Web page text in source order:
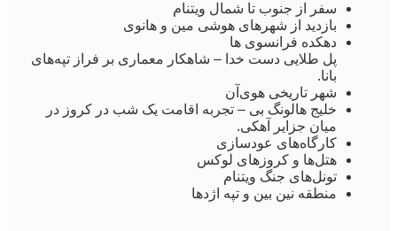
سفر از جنوب تا شمال ویتنام
بازدید از شهرهای هوشی مین و هانوی
دهکده فرانسوی ها
پل طلایی دست خدا – شاهکار معماری بر فراز تپه‌های
بانا.
شهر تاریخی هوی‌آن
خلیج هالونگ بی – تجربه اقامت یک شب در کروز در
میان جزایر آهکی.
کارگاه‌های عودسازی
هتل‌ها و کروزهای لوکس
تونل‌های جنگ ویتنام
منطقه نین بین و تپه اژدها